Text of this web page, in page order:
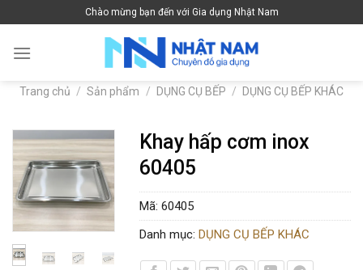
to
content
Chào mừng bạn đến với Gia dụng Nhật Nam
Trang chủ / Sản phẩm / DỤNG CỤ BẾP / DỤNG CỤ BẾP KHÁC
Khay hấp cơm inox
60405
Mã: 60405
Danh mục: DỤNG CỤ BẾP KHÁC